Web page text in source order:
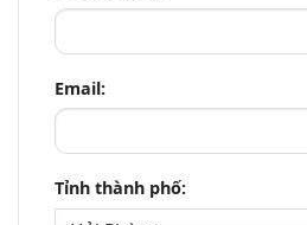
Email:
Tỉnh thành phố: